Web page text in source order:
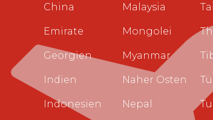
China
Emirate
Georgien
Indien
Indonesien
Malaysia
Mongolei
Myanmar
Naher Osten
Nepal